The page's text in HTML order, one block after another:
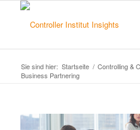
Sie sind hier: Startseite / Controlling &
Business Partnering